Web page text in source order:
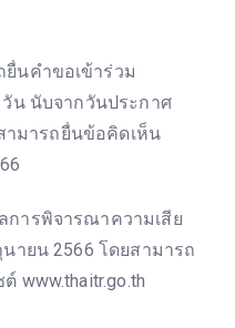
ยื่นคำขอเข้าร่วม
น นับจากวันประกาศ
ามารถยื่นข้อคิดเห็น
การพิจารณาความเสีย
ายน 2566 โดยสามารถ
www.thaitr.go.th